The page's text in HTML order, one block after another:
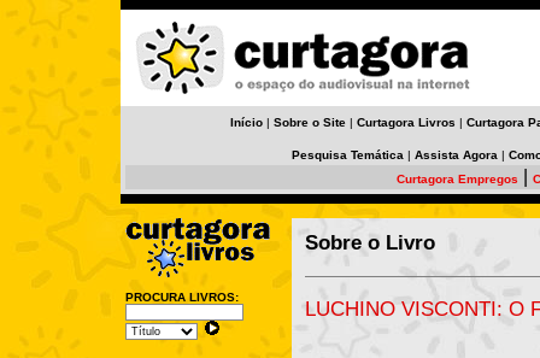
Início | Sobre o Site | Curtagora Livros | Curtagora
Pesquisa Temática | Assista Agora |
Curtagora Empregos
PROCURA LIVROS:
Sobre o Livro
LUCHINO VISCONTI: O